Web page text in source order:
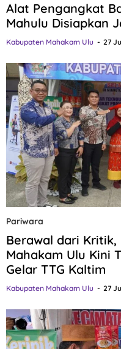
Alat Pengangkat
Mahulu Disiapkan
Kabupaten Mahakam Ulu 27
Pariwara
Berawal dari Kritik,
Mahakam Ulu Kini
Gelar TTG Kaltim
Kabupaten Mahakam Ulu 27